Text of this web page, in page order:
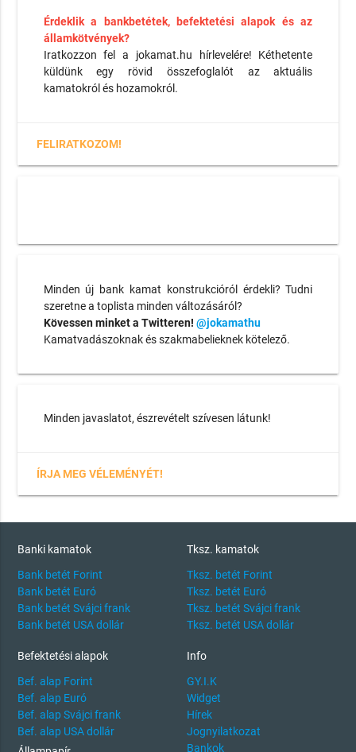
Érdeklik a bankbetétek, befektetési alapok és az
államkötvények?
Iratkozzon fel a jokamat.hu hírlevelére! Kéthetente
küldünk egy rövid összefoglalót az aktuális
kamatokról és hozamokról.
FELIRATKOZOM!
Minden új bank kamat konstrukcióról érdekli? Tudni
szeretne a toplista minden változásáról?
Kövessen minket a Twitteren! @jokamathu
Kamatvadászoknak és szakmabelieknek kötelező.
Minden javaslatot, észrevételt szívesen látunk!
ÍRJA MEG VÉLEMÉNYÉT!
Banki kamatok
Bank betét Forint
Bank betét Euró
Bank betét Svájci frank
Bank betét USA dollár
Tksz. kamatok
Tksz. betét Forint
Tksz. betét Euró
Tksz. betét Svájci frank
Tksz. betét USA dollár
Befektetési alapok
Bef. alap Forint
Bef. alap Euró
Bef. alap Svájci frank
Bef. alap USA dollár
Info
GY.I.K
Widget
Hírek
Jognyilatkozat
Bankok